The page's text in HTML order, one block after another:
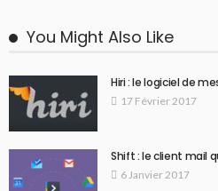
You Might Also Like
Hiri : le logiciel de
17 Février 2017
Shift : le client mail
6 Janvier 2017